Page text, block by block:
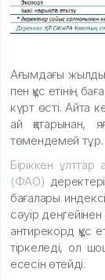
Ағымдағы
пен құс етінің
күрт өсті. Айта
ай қатарынан,
төмендемей тұр.
Біріккен
(ФАО)
бағалары
сәуір
антирекорд құс
тіркеледі, ол
есесін өтейді.